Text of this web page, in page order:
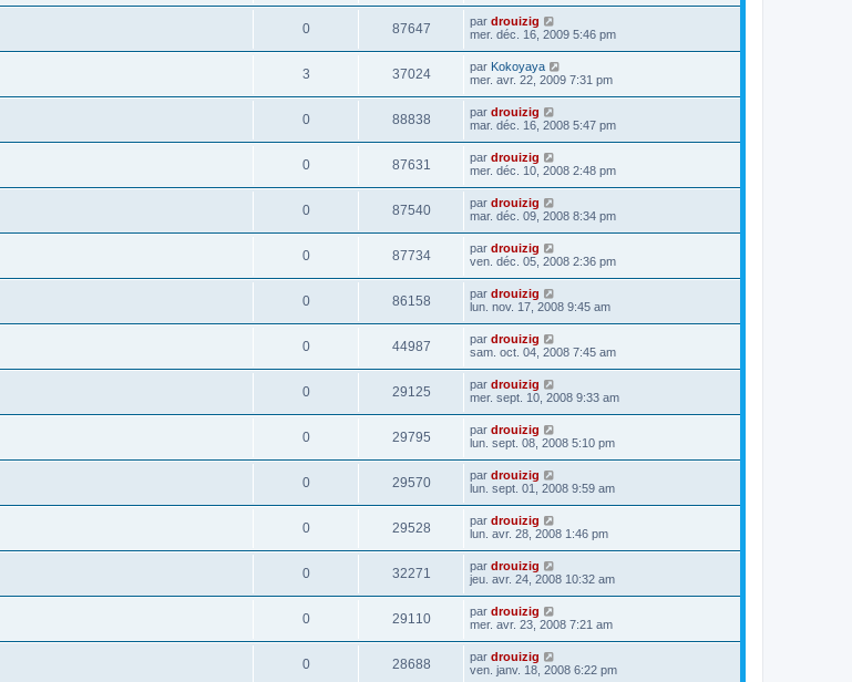
0 87647 par drouizig
mer. déc. 16, 2009 5:46 pm
3 37024 par Kokoyaya
mer. avr. 22, 2009 7:31 pm
0 88838 par drouizig
mar. déc. 16, 2008 5:47 pm
0 87631 par drouizig
mer. déc. 10, 2008 2:48 pm
0 87540 par drouizig
mar. déc. 09, 2008 8:34 pm
0 87734 par drouizig
ven. déc. 05, 2008 2:36 pm
0 86158 par drouizig
lun. nov. 17, 2008 9:45 am
0 44987 par drouizig
sam. oct. 04, 2008 7:45 am
0 29125 par drouizig
mer. sept. 10, 2008 9:33 am
0 29795 par drouizig
lun. sept. 08, 2008 5:10 pm
0 29570 par drouizig
lun. sept. 01, 2008 9:59 am
0 29528 par drouizig
lun. avr. 28, 2008 1:46 pm
0 32271 par drouizig
jeu. avr. 24, 2008 10:32 am
0 29110 par drouizig
mer. avr. 23, 2008 7:21 am
0 28688 par drouizig
ven. janv. 18, 2008 6:22 pm